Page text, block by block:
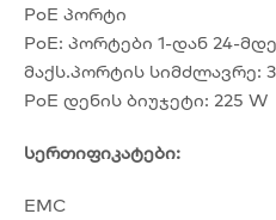
PoE პორტი
PoE: პორტები 1-დან 24-მდე
მაქს.პორტის სიმძლავრე:
PoE დენის ბიუჯეტი: 225 W
სერთიფიკატები:
EMC